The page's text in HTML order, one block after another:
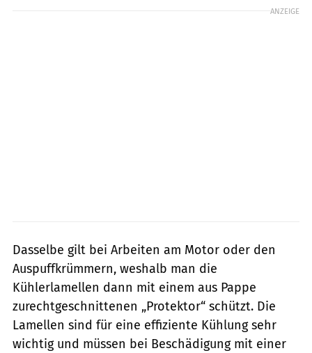
ANZEIGE
Dasselbe gilt bei Arbeiten am Motor oder den
Auspuffkrümmern, weshalb man die
Kühlerlamellen dann mit einem aus Pappe
zurechtgeschnittenen „Protektor“ schützt. Die
Lamellen sind für eine effiziente Kühlung sehr
wichtig und müssen bei Beschädigung mit einer